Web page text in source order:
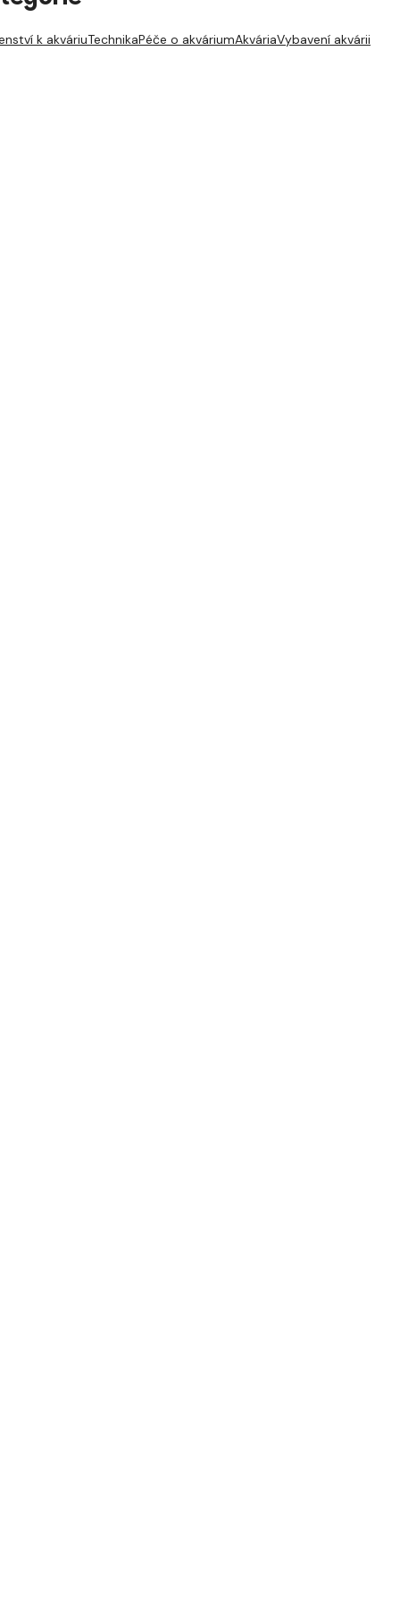
k akváriuTechnikaPéče o akváriumAkváriaVybavení akvárii